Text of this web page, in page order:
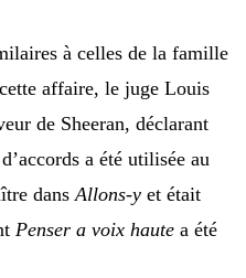
à celles de la famille
affaire, le juge Louis
de Sheeran, déclarant
a été utilisée au
dansAllons-y et était
Penser a voix haute a été